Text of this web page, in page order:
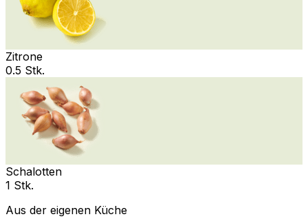
Zitrone
0.5 Stk.
Schalotten
1 Stk.
Aus der eigenen Küche